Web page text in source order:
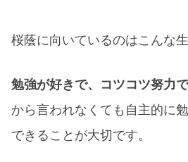
桜蔭に向いているのはこんな生
勉強が好きで、コツコツ努力
から言われなくても自主的に
できることが大切です。​